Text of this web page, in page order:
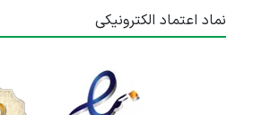
نماد اعتماد الکترونیکی